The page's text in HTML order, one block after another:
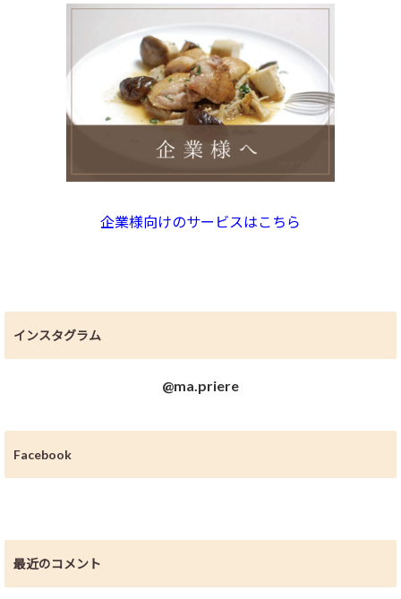
企業様向けのサービスはこちら
インスタグラム
@ma.priere
Facebook
最近のコメント